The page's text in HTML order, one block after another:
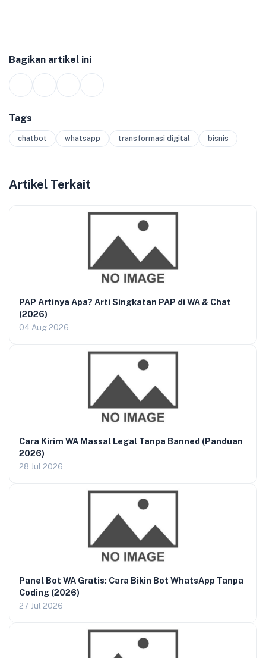
Bagikan artikel ini
Tags
chatbot whatsapp transformasi digital bisnis
Artikel Terkait
PAP Artinya Apa? Arti Singkatan PAP di WA & Chat
(2026)
04 Aug 2026
Cara Kirim WA Massal Legal Tanpa Banned (Panduan
2026)
28 Jul 2026
Panel Bot WA Gratis: Cara Bikin Bot WhatsApp Tanpa
Coding (2026)
27 Jul 2026